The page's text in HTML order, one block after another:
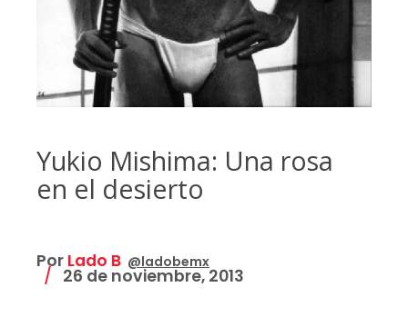
Yukio Mishima: Una rosa
en el desierto
Por Lado B @ladobemx
26 de noviembre, 2013